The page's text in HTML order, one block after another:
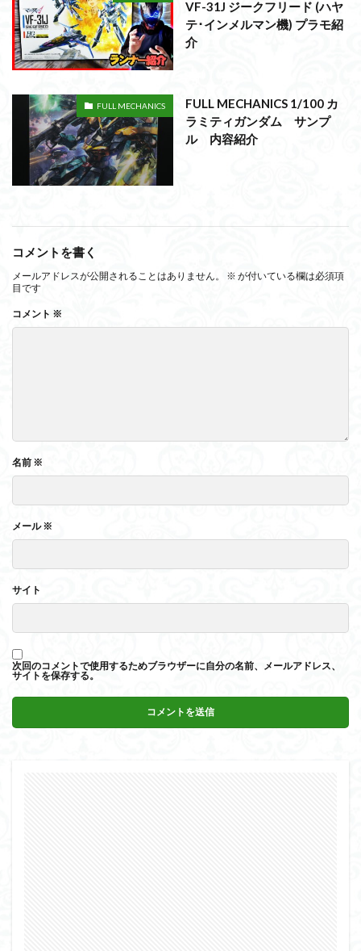
VF-31J ジークフリード (ハヤ
テ･インメルマン機) プラモ紹
介
FULL MECHANICS
FULL MECHANICS 1/100 カ
ラミティガンダム サンプ
ル 内容紹介
コメントを書く
メールアドレスが公開されることはありません。 ※ が付いている欄は必須項
目です
コメント ※
名前 ※
メール※
サイト
次回のコメントで使用するためブラウザーに自分の名前、メールアドレス、
サイトを保存する。